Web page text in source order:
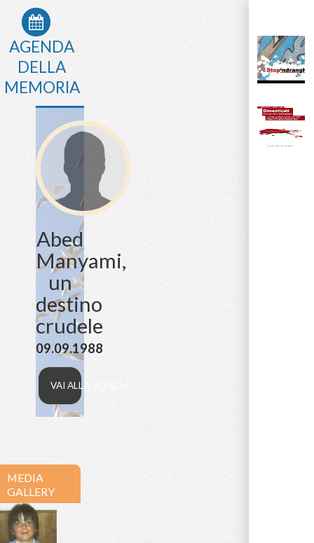
AGENDA
DELLA
MEMORIA
Abed
Manyami,
un
destino
crudele
09.09.1988